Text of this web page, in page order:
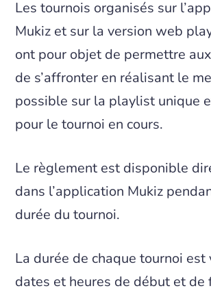
Les tournois organisés sur
Mukiz et sur la version web
ont pour objet de permettre
de s’affronter en réalisant le
possible sur la playlist unique
pour le tournoi en cours.
Le règlement est disponible
dans l’application Mukiz
durée du tournoi.
La durée de chaque tournoi est
dates et heures de début et de